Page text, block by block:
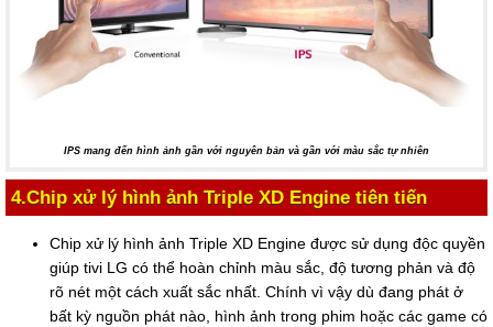
IPS mang đến hình ảnh gần với nguyên bản và gần với màu sắc tự nhiên
4.Chip xử lý hình ảnh Triple XD Engine tiên tiến
Chip xử lý hình ảnh Triple XD Engine được sử dụng độc quyền
giúp tivi LG có thể hoàn chỉnh màu sắc, độ tương phản và độ
rõ nét một cách xuất sắc nhất. Chính vì vậy dù đang phát ở
bất kỳ nguồn phát nào, hình ảnh trong phim hoặc các game có